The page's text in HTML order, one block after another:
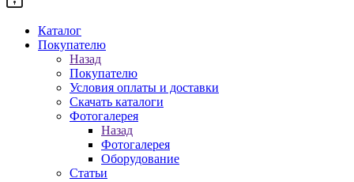
Каталог
Покупателю
Назад
Покупателю
Условия оплаты и доставки
Скачать каталоги
Фотогалерея
Назад
Фотогалерея
Оборудование
Статьи